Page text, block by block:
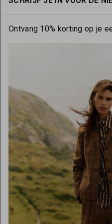
OPENINGSTIJDEN
Donderdag
Vrijdag
Zaterdag
Zondag
Over ons
Onze partners
Ontvang 10% korting op je